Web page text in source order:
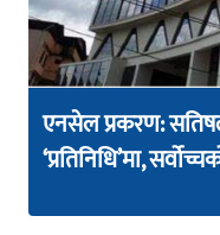
एनसेल प्रकरण:
‘प्रतिनिधि’मा,